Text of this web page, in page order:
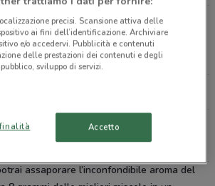
Margherita 18, Quartiere Parioli
e negozi
assaporare l’inconfondibile aroma del
precisi. Scansione attiva delle
ai fini dell’identificazione. Archiviare
e/o accedervi. Pubblicità e contenuti
delle prestazioni dei contenuti e degli
sviluppo di servizi.
Accetto